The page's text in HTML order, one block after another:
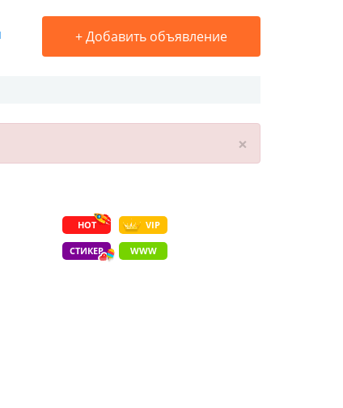
+Добавить объявление
×
HOT VIP
СТИКЕР WWW